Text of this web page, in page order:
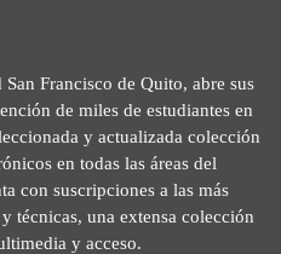
Francisco de Quito, abre sus
de miles de estudiantes en
y actualizada colección
en todas las áreas del
con suscripciones a las más
técnicas, una extensa colección
y acceso.